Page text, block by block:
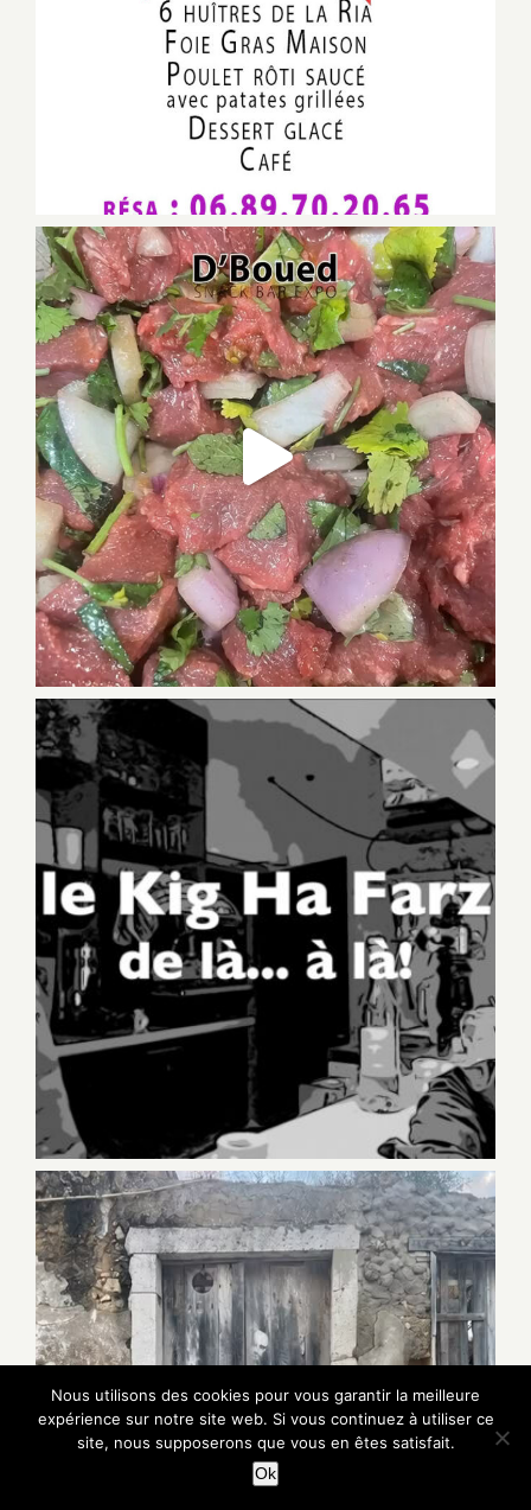
Nous utilisons des cookies pour vous garantir la meilleure
expérience sur notre site web. Si vous continuez à utiliser ce
site, nous supposerons que vous en êtes satisfait.
Ok